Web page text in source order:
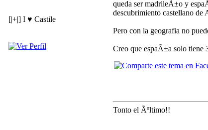
[|+|] I ♥ Castile
queda ser madrileÃ±o y
descubrimiento castellano
Pero con la geografia no
Creo que espaÃ±a solo tiene
Tonto el Ãºltimo!!